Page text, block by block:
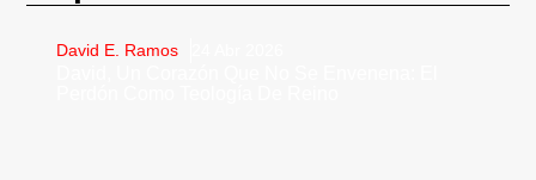
David E. Ramos